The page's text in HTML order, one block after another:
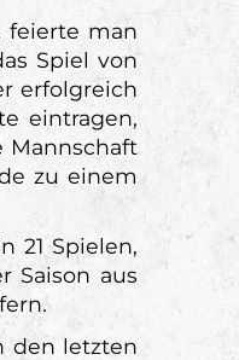
feierte man
Spiel von
erfolgreich
eintragen,
Mannschaft
zu einem
21 Spielen,
Saison aus
den letzten